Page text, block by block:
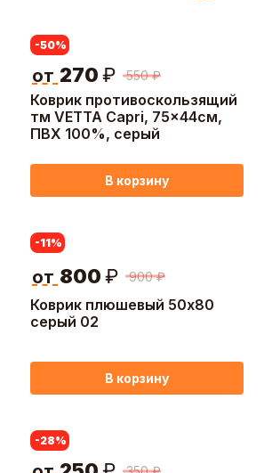
Коврик противоскользящий
тм VETTA Capri, 75x44см,
ПВХ 100%, серый
-50%
550 ₽
от 270 ₽
В корзину
Коврик плюшевый 50х80
серый 02
-11%
900 ₽
от 800 ₽
В корзину
-28%